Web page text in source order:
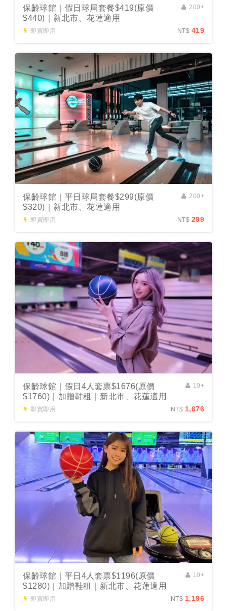
保齡球館｜假日球局套餐$419(原價
$440)｜新北市、花蓮適用
即買即用
200+
NT$ 419
保齡球館｜平日球局套餐$299(原價
$320)｜新北市、花蓮適用
即買即用
200+
NT$ 299
保齡球館｜假日4人套票$1676(原價
$1760)｜加贈鞋租｜新北市、花蓮適用
即買即用
10+
NT$ 1,676
保齡球館｜平日4人套票$1196(原價
$1280)｜加贈鞋租｜新北市、花蓮適用
即買即用
10+
NT$ 1,196